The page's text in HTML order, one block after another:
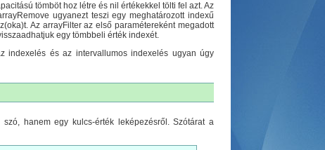
tömböt hoz létre és nil értékekkel tölti fel azt. Az
ugyanezt teszi egy meghatározott indexű
Az arrayFilter az első paramétereként megadott
egy tömbbeli érték indexét.
indexelés és az intervallumos indexelés ugyan úgy
hanem egy kulcs-érték leképezésről. Szótárat a